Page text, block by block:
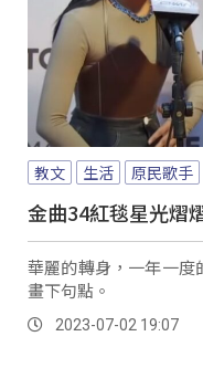
教文 生活 原民歌手
金曲34紅毯星光熠
華麗的轉身，一年一
畫下句點。
2023-07-02 19:07